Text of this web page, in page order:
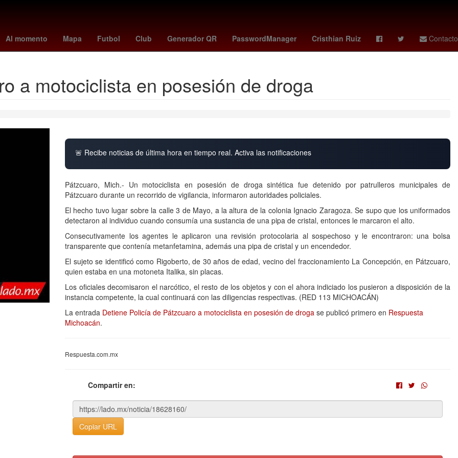
Al momento Mapa Futbol Club Generador QR PasswordManager Cristhian Ruiz Contacto
Rogelio Funes Mori España Temporada mexico vs charlotte fc - pumas Denuncia Cohete
a motociclista en posesión de droga
🚨 Recibe noticias de última hora en tiempo real. Activa las notificaciones
Pátzcuaro, Mich.- Un motociclista en posesión de droga sintética fue detenido por patrulleros municipales de
Pátzcuaro durante un recorrido de vigilancia, informaron autoridades policiales.
El hecho tuvo lugar sobre la calle 3 de Mayo, a la altura de la colonia Ignacio Zaragoza. Se supo que los uniformados
detectaron al individuo cuando consumía una sustancia de una pipa de cristal, entonces le marcaron el alto.
Consecutivamente los agentes le aplicaron una revisión protocolaria al sospechoso y le encontraron: una bolsa
transparente que contenía metanfetamina, además una pipa de cristal y un encendedor.
El sujeto se identificó como Rigoberto, de 30 años de edad, vecino del fraccionamiento La Concepción, en Pátzcuaro,
quien estaba en una motoneta Italika, sin placas.
Los oficiales decomisaron el narcótico, el resto de los objetos y con el ahora indiciado los pusieron a disposición de la
instancia competente, la cual continuará con las diligencias respectivas. (RED 113 MICHOACÁN)
La entrada Detiene Policía de Pátzcuaro a motociclista en posesión de droga se publicó primero en Respuesta
Michoacán.
Respuesta.com.mx
Compartir en:
Copiar URL